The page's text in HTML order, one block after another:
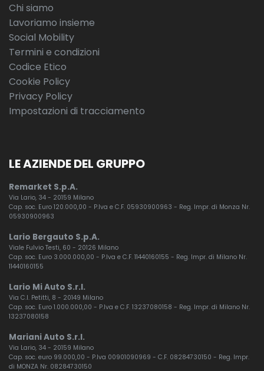
Servosterzo elettrico (epas)
Sistema di chiusura per bambini ad azionamento elettrico
Sistema di controllo pressione pneumatici (tpms)
Sistema di riparazione pneumatici
Sistema frenante antibloccaggio (abs)
Smart settings
Soglie standard
Sospensioni passive
Sound system (180w)
Specchietti esterni ripiegabili elettricamente, riscaldati,
fotocromatici con luci di avvicinamento
Specchietto retrovisore interno fotocromatico
Spoiler sul portellone posteriore
Stivaggio per occhiali da sole
Telecamera posteriore
Chi siamo
Lavoriamo insieme
Social Mobility
Termini e condizioni
Codice Etico
Cookie Policy
Privacy Policy
Impostazioni di tracciamento
LE AZIENDE DEL GRUPPO
Remarket S.p.A.
Via Lario, 34 - 20159 Milano
Cap. soc. Euro 120.000,00 - P.Iva e C.F. 05930900963 - Reg. Impr. di Monza Nr.
05930900963
Lario Bergauto S.p.A.
Viale Fulvio Testi, 60 - 20126 Milano
Cap. soc. Euro 3.000.000,00 - P.Iva e C.F. 11440160155 - Reg. Impr. di Milano Nr.
11440160155
Lario Mi Auto S.r.l.
Via C.I. Petitti, 8 - 20149 Milano
Cap. soc. Euro 1.000.000,00 - P.Iva e C.F. 13237080158 - Reg. Impr. di Milano Nr.
13237080158
Mariani Auto S.r.l.
Via Lario, 34 - 20159 Milano
Cap. soc. euro 99.000,00 - P.Iva 00901090969 - C.F. 08284730150 - Reg. Impr.
di MONZA Nr. 08284730150